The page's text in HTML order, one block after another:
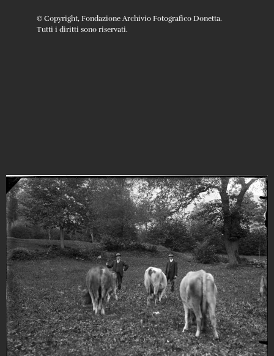
© Copyright, Fondazione Archivio Fotografico Donetta.
Tutti i diritti sono riservati.